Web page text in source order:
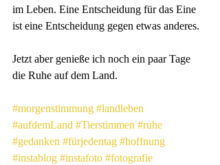
im Leben. Eine Entscheidung für das Eine
ist eine Entscheidung gegen etwas anderes.
Jetzt aber genieße ich noch ein paar Tage
die Ruhe auf dem Land.
#morgenstimmung #landleben
#aufdemLand #Tierstimmen #ruhe
#gedanken #fürjedentag #hoffnung
#instablog #instafoto #fotografie